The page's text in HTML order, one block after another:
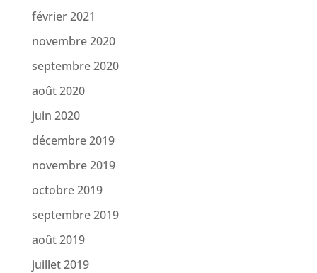
février 2021
novembre 2020
septembre 2020
août 2020
juin 2020
décembre 2019
novembre 2019
octobre 2019
septembre 2019
août 2019
juillet 2019